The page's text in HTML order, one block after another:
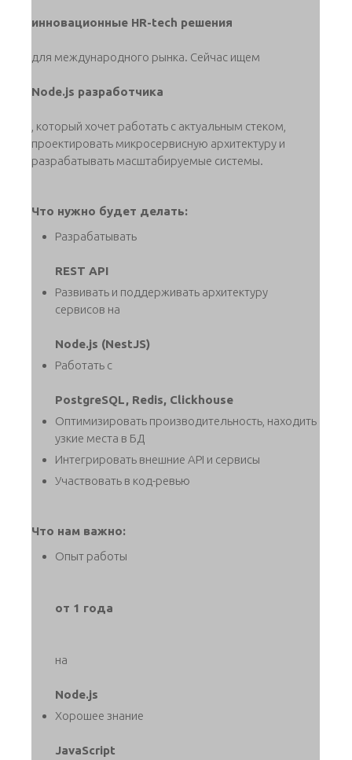
инновационные HR-tech решения
для международного рынка. Сейчас ищем
Node.js разработчика
, который хочет работать с актуальным стеком,
проектировать микросервисную архитектуру и
разрабатывать масштабируемые системы.
Что нужно будет делать:
Разрабатывать
REST API
Развивать и поддерживать архитектуру
сервисов на
Node.js (NestJS)
Работать с
PostgreSQL, Redis, Clickhouse
Оптимизировать производительность, находить
узкие места в БД
Интегрировать внешние API и сервисы
Участвовать в код-ревью
Что нам важно:
Опыт работы
от 1 года
на
Node.js
Хорошее знание
JavaScript